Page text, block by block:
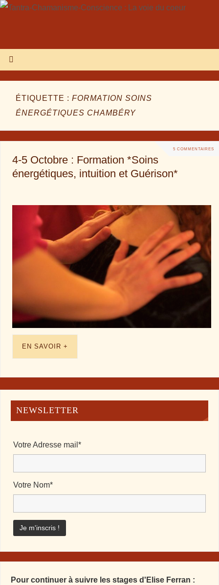
ÉTIQUETTE : FORMATION SOINS
ÉNERGÉTIQUES CHAMBÉRY
5 COMMENTAIRES
4-5 Octobre : Formation *Soins
énergétiques, intuition et Guérison*
EN SAVOIR +
NEWSLETTER
Votre Adresse mail*
Votre Nom*
Pour continuer à suivre les stages d'Elise Ferran :